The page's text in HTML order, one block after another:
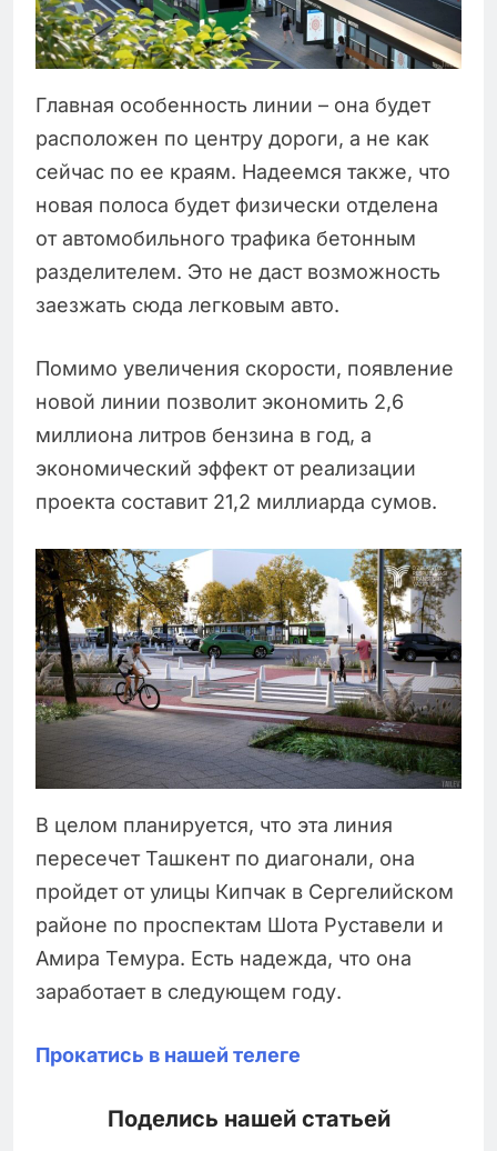
Главная особенность линии – она будет
расположен по центру дороги, а не как
сейчас по ее краям. Надеемся также, что
новая полоса будет физически отделена
от автомобильного трафика бетонным
разделителем. Это не даст возможность
заезжать сюда легковым авто.
Помимо увеличения скорости, появление
новой линии позволит экономить 2,6
миллиона литров бензина в год, а
экономический эффект от реализации
проекта составит 21,2 миллиарда сумов.
В целом планируется, что эта линия
пересечет Ташкент по диагонали, она
пройдет от улицы Кипчак в Сергелийском
районе по проспектам Шота Руставели и
Амира Темура. Есть надежда, что она
заработает в следующем году.
Прокатись в нашей телеге
Поделись нашей статьей